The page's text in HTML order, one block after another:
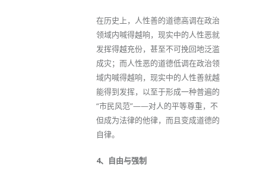
在历史上，人性善的道德高调在政治
领域内喊得越响，现实中的人性恶就
发挥得越充份，甚至不可挽回地泛滥
成灾；而人性恶的道德低调在政治领
域内喊得越响，现实中的人性善就越
能得到发挥，以至于形成一种普遍的
“市民风范”——对人的平等尊重，不
但成为法律的他律，而且变成道德的
自律。
4、自由与强制